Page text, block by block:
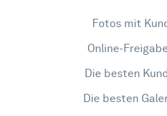
Fotos mit
Online-
Die besten
Die besten